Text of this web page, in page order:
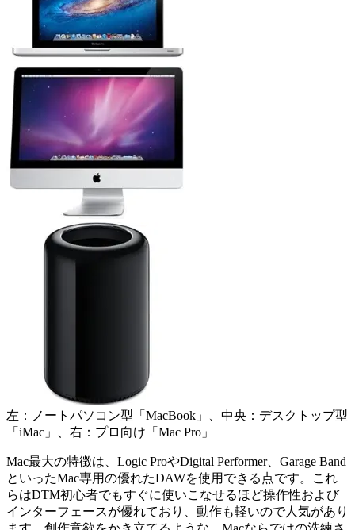
左：ノートパソコン型「MacBook」、中央：デスクトップ型
「iMac」、右：プロ向け「Mac Pro」
Mac最大の特徴は、Logic ProやDigital Performer、Garage Band
といったMac専用の優れたDAWを使用できる点です。これ
らはDTM初心者でもすぐに使いこなせるほど操作性および
インターフェースが優れており、動作も軽いので人気があり